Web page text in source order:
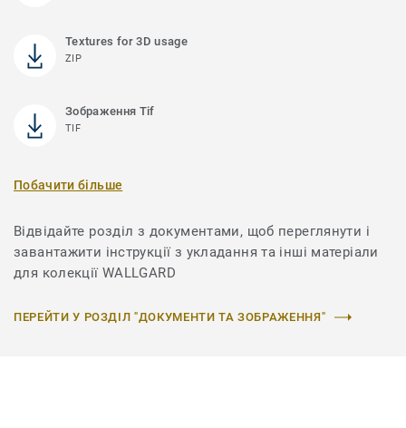
Textures for 3D usage
ZIP
Зображення Tif
TIF
Побачити більше
Відвідайте розділ з документами, щоб переглянути і
завантажити інструкції з укладання та інші матеріали
для колекції WALLGARD
ПЕРЕЙТИ У РОЗДІЛ "ДОКУМЕНТИ ТА ЗОБРАЖЕННЯ"